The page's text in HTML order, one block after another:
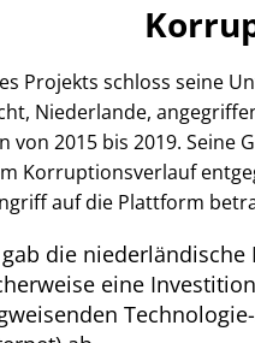
Projekts schloss seine
Niederlande,
von 2015 bis 2019. Seine
Korruptionsverlauf
auf die Plattform
gab die
eine